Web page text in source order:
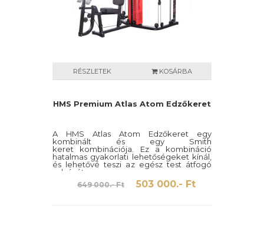
RÉSZLETEK KOSÁRBA
HMS Premium Atlas Atom Edzőkeret
A HMS Atlas Atom Edzőkeret egy
kombinált és egy Smith
keret kombinációja. Ez a kombináció
hatalmas gyakorlati lehetőségeket kínál,
és lehetővé teszi az egész test átfogó
edzését.
649 000.- Ft 503 000.- Ft